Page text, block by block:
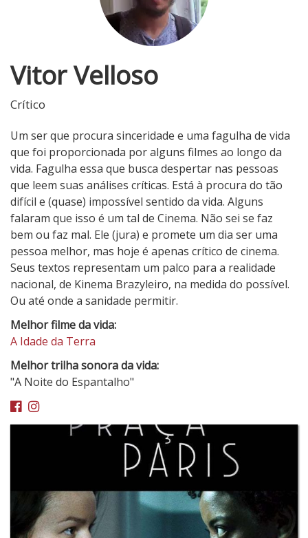
Vitor Velloso
Crítico
Um ser que procura sinceridade e uma fagulha de vida
que foi proporcionada por alguns filmes ao longo da
vida. Fagulha essa que busca despertar nas pessoas
que leem suas análises críticas. Está à procura do tão
difícil e (quase) impossível sentido da vida. Alguns
falaram que isso é um tal de Cinema. Não sei se faz
bem ou faz mal. Ele (jura) e promete um dia ser uma
pessoa melhor, mas hoje é apenas crítico de cinema.
Seus textos representam um palco para a realidade
nacional, de Kinema Brazyleiro, na medida do possível.
Ou até onde a sanidade permitir.
Melhor filme da vida:
A Idade da Terra
Melhor trilha sonora da vida:
"A Noite do Espantalho"
Facebook
Instagram